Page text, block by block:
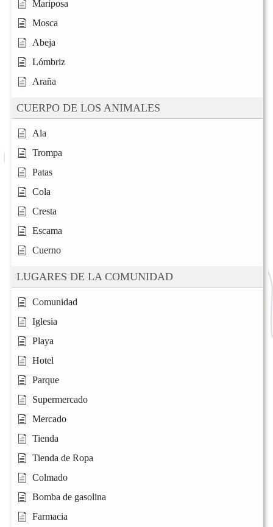
Mariposa
Mosca
Abeja
Lómbriz
Araña
CUERPO DE LOS ANIMALES
Ala
Trompa
Patas
Cola
Cresta
Escama
Cuerno
LUGARES DE LA COMUNIDAD
Comunidad
Iglesia
Playa
Hotel
Parque
Supermercado
Mercado
Tienda
Tienda de Ropa
Colmado
Bomba de gasolina
Farmacia